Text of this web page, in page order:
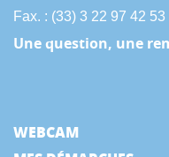
Fax. : (33) 3 22 97 42 53
Une question, une
WEBCAM